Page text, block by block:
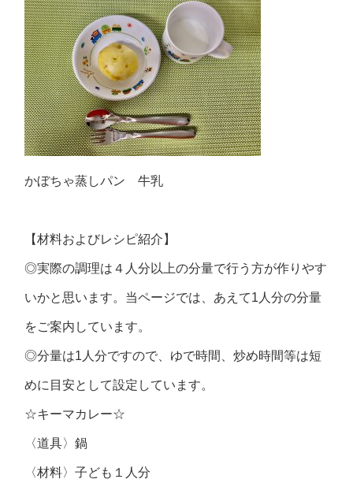
かぼちゃ蒸しパン 牛乳
【材料およびレシピ紹介】
◎実際の調理は４人分以上の分量で行う方が作りやす
いかと思います。当ページでは、あえて1人分の分量
をご案内しています。
◎分量は1人分ですので、ゆで時間、炒め時間等は短
めに目安として設定しています。
☆キーマカレー☆
〈道具〉鍋
〈材料〉子ども１人分